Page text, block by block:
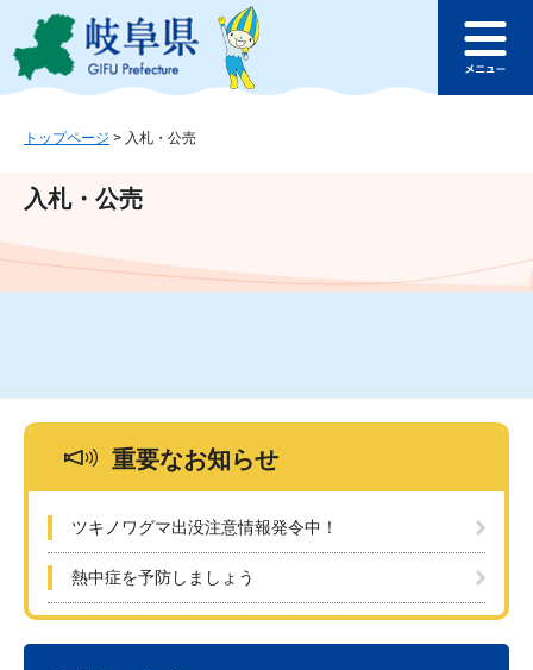
ジ
ュ
文
このページの本文へ
ュ
トップページ > 入札・公売
入札・公売
重要なお知らせ
ツキノワグマ出没注意情報発令中！
熱中症を予防しましょう